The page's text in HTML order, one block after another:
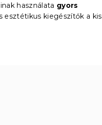
használata gyors
esztétikus kiegészítők a kis